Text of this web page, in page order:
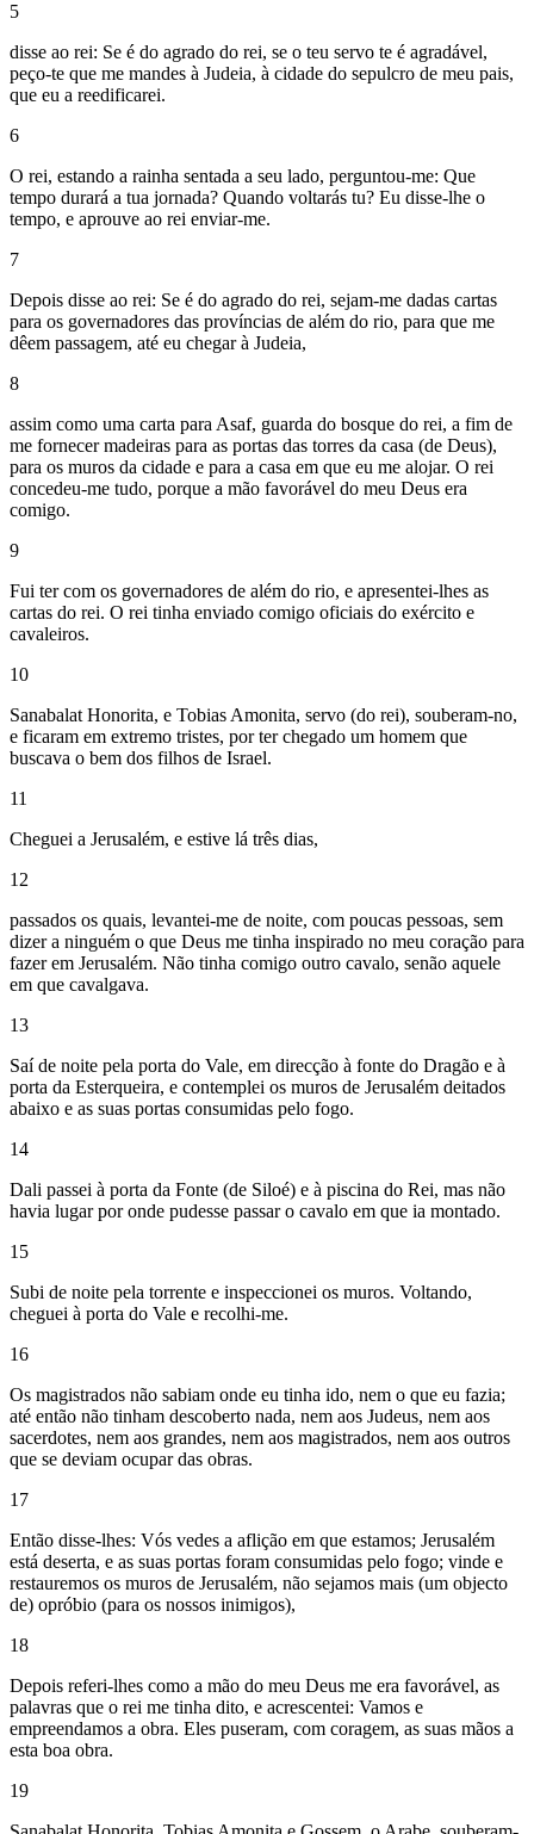
5
disse ao rei: Se é do agrado do rei, se o teu servo te é agradável,
peço-te que me mandes à Judeia, à cidade do sepulcro de meu pais,
que eu a reedificarei.
6
O rei, estando a rainha sentada a seu lado, perguntou-me: Que
tempo durará a tua jornada? Quando voltarás tu? Eu disse-lhe o
tempo, e aprouve ao rei enviar-me.
7
Depois disse ao rei: Se é do agrado do rei, sejam-me dadas cartas
para os governadores das províncias de além do rio, para que me
dêem passagem, até eu chegar à Judeia,
8
assim como uma carta para Asaf, guarda do bosque do rei, a fim de
me fornecer madeiras para as portas das torres da casa (de Deus),
para os muros da cidade e para a casa em que eu me alojar. O rei
concedeu-me tudo, porque a mão favorável do meu Deus era
comigo.
9
Fui ter com os governadores de além do rio, e apresentei-lhes as
cartas do rei. O rei tinha enviado comigo oficiais do exército e
cavaleiros.
10
Sanabalat Honorita, e Tobias Amonita, servo (do rei), souberam-no,
e ficaram em extremo tristes, por ter chegado um homem que
buscava o bem dos filhos de Israel.
11
Cheguei a Jerusalém, e estive lá três dias,
12
passados os quais, levantei-me de noite, com poucas pessoas, sem
dizer a ninguém o que Deus me tinha inspirado no meu coração para
fazer em Jerusalém. Não tinha comigo outro cavalo, senão aquele
em que cavalgava.
13
Saí de noite pela porta do Vale, em direcção à fonte do Dragão e à
porta da Esterqueira, e contemplei os muros de Jerusalém deitados
abaixo e as suas portas consumidas pelo fogo.
14
Dali passei à porta da Fonte (de Siloé) e à piscina do Rei, mas não
havia lugar por onde pudesse passar o cavalo em que ia montado.
15
Subi de noite pela torrente e inspeccionei os muros. Voltando,
cheguei à porta do Vale e recolhi-me.
16
Os magistrados não sabiam onde eu tinha ido, nem o que eu fazia;
até então não tinham descoberto nada, nem aos Judeus, nem aos
sacerdotes, nem aos grandes, nem aos magistrados, nem aos outros
que se deviam ocupar das obras.
17
Então disse-lhes: Vós vedes a aflição em que estamos; Jerusalém
está deserta, e as suas portas foram consumidas pelo fogo; vinde e
restauremos os muros de Jerusalém, não sejamos mais (um objecto
de) opróbio (para os nossos inimigos),
18
Depois referi-lhes como a mão do meu Deus me era favorável, as
palavras que o rei me tinha dito, e acrescentei: Vamos e
empreendamos a obra. Eles puseram, com coragem, as suas mãos a
esta boa obra.
19